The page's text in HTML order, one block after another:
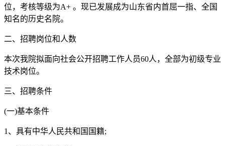
位，考核等级为A+ 。现已发展成为山东省内首屈一指、全国
知名的历史名院。
二、招聘岗位和人数
本次我院拟面向社会公开招聘工作人员60人，全部为初级专业
技术岗位。
三、招聘条件
(一)基本条件
1、具有中华人民共和国国籍;